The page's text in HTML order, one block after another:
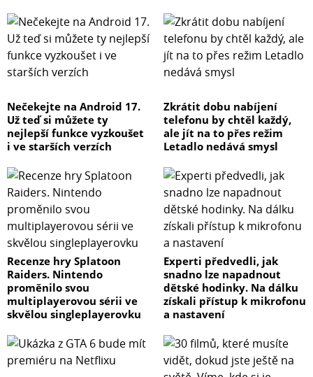
Nečekejte na Android 17.
Už teď si můžete ty
nejlepší funkce vyzkoušet
i ve starších verzích
Zkrátit dobu nabíjení
telefonu by chtěl každý,
ale jít na to přes režim
Letadlo nedává smysl
Recenze hry Splatoon
Raiders. Nintendo
proměnilo svou
multiplayerovou sérii ve
skvělou singleplayerovku
Experti předvedli, jak
snadno lze napadnout
dětské hodinky. Na dálku
získali přístup k mikrofonu
a nastavení